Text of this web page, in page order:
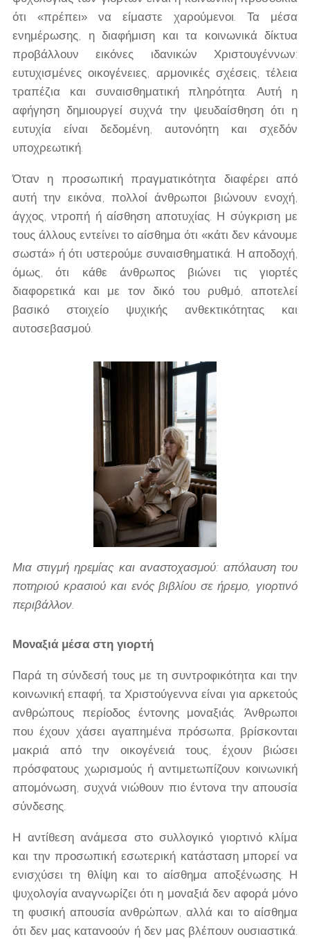
ότι «πρέπει» να είμαστε χαρούμενοι. Τα μέσα
ενημέρωσης, η διαφήμιση και τα κοινωνικά δίκτυα
προβάλλουν εικόνες ιδανικών Χριστουγέννων:
ευτυχισμένες οικογένειες, αρμονικές σχέσεις, τέλεια
τραπέζια και συναισθηματική πληρότητα. Αυτή η
αφήγηση δημιουργεί συχνά την ψευδαίσθηση ότι η
ευτυχία είναι δεδομένη, αυτονόητη και σχεδόν
υποχρεωτική.
Όταν η προσωπική πραγματικότητα διαφέρει από
αυτή την εικόνα, πολλοί άνθρωποι βιώνουν ενοχή,
άγχος, ντροπή ή αίσθηση αποτυχίας. Η σύγκριση με
τους άλλους εντείνει το αίσθημα ότι «κάτι δεν κάνουμε
σωστά» ή ότι υστερούμε συναισθηματικά. Η αποδοχή,
όμως, ότι κάθε άνθρωπος βιώνει τις γιορτές
διαφορετικά και με τον δικό του ρυθμό, αποτελεί
βασικό στοιχείο ψυχικής ανθεκτικότητας και
αυτοσεβασμού.
Μια στιγμή ηρεμίας και αναστοχασμού: απόλαυση του
ποτηριού κρασιού και ενός βιβλίου σε ήρεμο, γιορτινό
περιβάλλον.
Μοναξιά μέσα στη γιορτή
Παρά τη σύνδεσή τους με τη συντροφικότητα και την
κοινωνική επαφή, τα Χριστούγεννα είναι για αρκετούς
ανθρώπους περίοδος έντονης μοναξιάς. Άνθρωποι
που έχουν χάσει αγαπημένα πρόσωπα, βρίσκονται
μακριά από την οικογένειά τους, έχουν βιώσει
πρόσφατους χωρισμούς ή αντιμετωπίζουν κοινωνική
απομόνωση, συχνά νιώθουν πιο έντονα την απουσία
σύνδεσης.
Η αντίθεση ανάμεσα στο συλλογικό γιορτινό κλίμα
και την προσωπική εσωτερική κατάσταση μπορεί να
ενισχύσει τη θλίψη και το αίσθημα αποξένωσης. Η
ψυχολογία αναγνωρίζει ότι η μοναξιά δεν αφορά μόνο
τη φυσική απουσία ανθρώπων, αλλά και το αίσθημα
ότι δεν μας κατανοούν ή δεν μας βλέπουν ουσιαστικά.